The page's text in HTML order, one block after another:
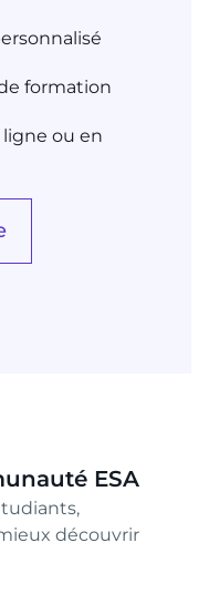
formation
ligne ou en
ESA
découvrir